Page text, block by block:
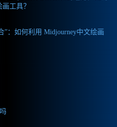
工具？
”：如何利用 Midjourney中文绘画